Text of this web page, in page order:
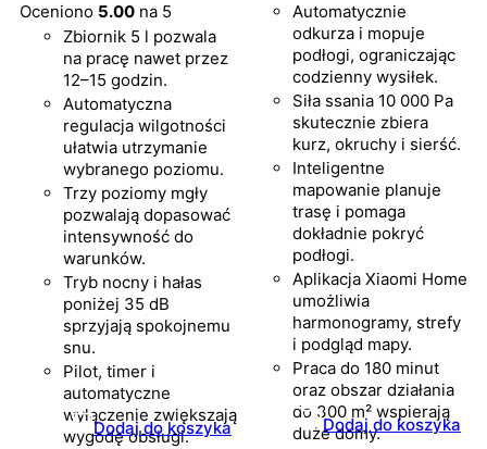
Oceniono 5.00 na 5
Zbiornik 5 l pozwala
na pracę nawet przez
12–15 godzin.
Automatyczna
regulacja wilgotności
ułatwia utrzymanie
wybranego poziomu.
Trzy poziomy mgły
pozwalają dopasować
intensywność do
warunków.
Tryb nocny i hałas
poniżej 35 dB
sprzyjają spokojnemu
snu.
Pilot, timer i
automatyczne
wyłączenie zwiększają
wygodę obsługi.
Dodaj do koszyka
Automatycznie
odkurza i mopuje
podłogi, ograniczając
codzienny wysiłek.
Siła ssania 10 000 Pa
skutecznie zbiera
kurz, okruchy i sierść.
Inteligentne
mapowanie planuje
trasę i pomaga
dokładnie pokryć
podłogi.
Aplikacja Xiaomi Home
umożliwia
harmonogramy, strefy
i podgląd mapy.
Praca do 180 minut
oraz obszar działania
do 300 m² wspierają
duże domy.
Dodaj do koszyka